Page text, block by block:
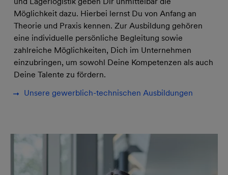
Möglichkeit dazu. Hierbei lernst Du von Anfang an
Theorie und Praxis kennen. Zur Ausbildung gehören
eine individuelle persönliche Begleitung sowie
zahlreiche Möglichkeiten, Dich im Unternehmen
einzubringen, um sowohl Deine Kompetenzen als auch
Deine Talente zu fördern.
Unsere gewerblich-technischen Ausbildungen